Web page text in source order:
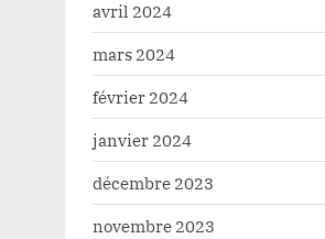
avril 2024
mars 2024
février 2024
janvier 2024
décembre 2023
novembre 2023